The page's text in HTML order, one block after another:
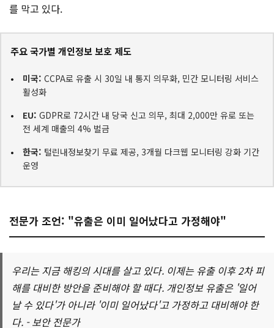
를 막고 있다.
주요 국가별 개인정보 보호 제도
미국: CCPA로 유출 시 30일 내 통지 의무화, 민간 모니터링 서비스
활성화
EU: GDPR로 72시간 내 당국 신고 의무, 최대 2,000만 유로 또는
전 세계 매출의 4% 벌금
한국: 털린내정보찾기 무료 제공, 3개월 다크웹 모니터링 강화 기간
운영
전문가 조언: "유출은 이미 일어났다고 가정해야"
우리는 지금 해킹의 시대를 살고 있다. 이제는 유출 이후 2차 피
해를 대비한 방안을 준비해야 할 때다. 개인정보 유출은 '일어
날 수 있다'가 아니라 '이미 일어났다'고 가정하고 대비해야 한
다. - 보안 전문가